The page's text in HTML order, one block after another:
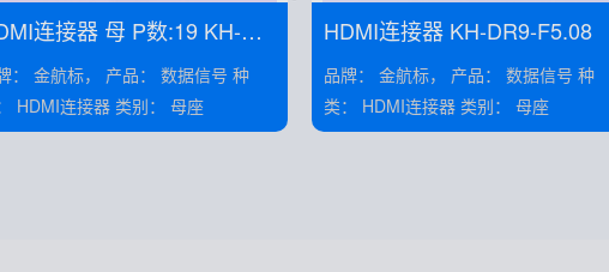
连接器 母 P数:19 KH-HD
19P-Cu
航标， 产品： 数据信号 种
类： HDMI连接器 类别： 母座
HDMI连接器 KH-DR9-F5.08
品牌： 金航标， 产品： 数据信号 种
类： HDMI连接器 类别： 母座